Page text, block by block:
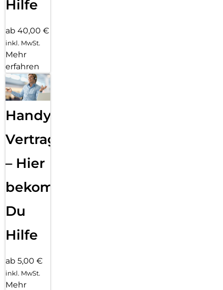
Hilfe
ab 40,00 €
inkl. MwSt.
Mehr
erfahren
Handy
Vertragsabwicklung
– Hier
bekommst
Du
Hilfe
ab 5,00 €
inkl. MwSt.
Mehr